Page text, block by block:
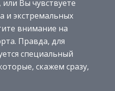
Вы чувствуете
и экстремальных
внимание на
Правда, для
специальный
скажем сразу,